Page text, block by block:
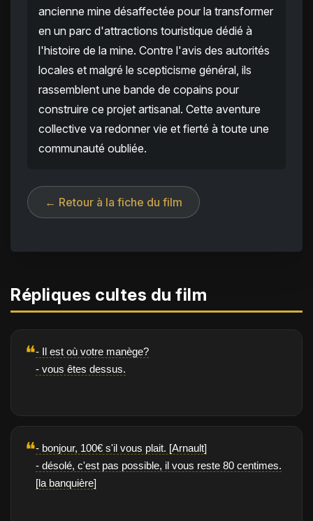
ancienne mine désaffectée pour la transformer
en un parc d'attractions touristique dédié à
l'histoire de la mine. Contre l'avis des autorités
locales et malgré le scepticisme général, ils
rassemblent une bande de copains pour
construire ce projet artisanal. Cette aventure
collective va redonner vie et fierté à toute une
communauté oubliée.
← Retour à la fiche du film
Répliques cultes du film
❝- Il est où votre manège?
- vous êtes dessus.
❝- bonjour, 100€ s'il vous plait. [Arnault]
- désolé, c'est pas possible, il vous reste 80 centimes.
[la banquière]